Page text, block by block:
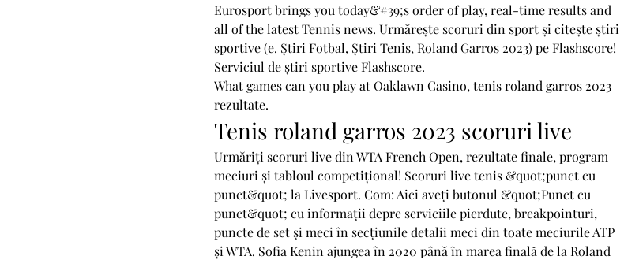
Eurosport brings you today&#39;s order of play, real-time results and
all of the latest Tennis news. Urmărește scoruri din sport și citește știri
sportive (e. Știri Fotbal, Știri Tenis, Roland Garros 2023) pe Flashscore!
Serviciul de știri sportive Flashscore.
What games can you play at Oaklawn Casino, tenis roland garros 2023
rezultate.
Tenis roland garros 2023 scoruri live
Urmăriți scoruri live din WTA French Open, rezultate finale, program
meciuri și tabloul competițional! Scoruri live tenis &quot;punct cu
punct&quot; la Livesport. Com: Aici aveți butonul &quot;Punct cu
punct&quot; cu informații depre serviciile pierdute, breakpointuri,
puncte de set și meci în secțiunile detalii meci din toate meciurile ATP
și WTA. Sofia Kenin ajungea în 2020 până în marea finală de la Roland